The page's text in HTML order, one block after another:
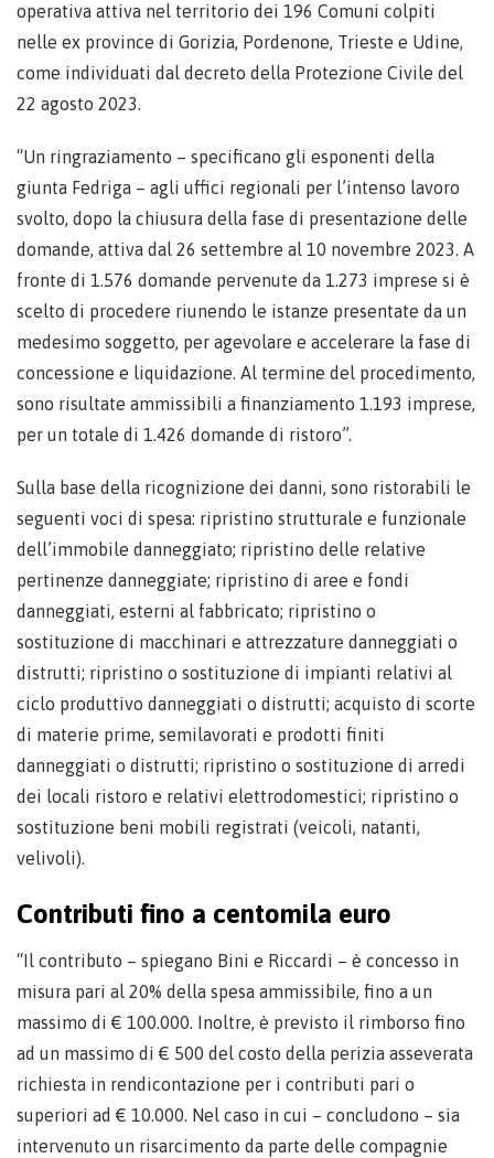
operativa attiva nel territorio dei 196 Comuni colpiti
nelle ex province di Gorizia, Pordenone, Trieste e Udine,
come individuati dal decreto della Protezione Civile del
22 agosto 2023.
“Un ringraziamento – specificano gli esponenti della
giunta Fedriga – agli uffici regionali per l’intenso lavoro
svolto, dopo la chiusura della fase di presentazione delle
domande, attiva dal 26 settembre al 10 novembre 2023. A
fronte di 1.576 domande pervenute da 1.273 imprese si è
scelto di procedere riunendo le istanze presentate da un
medesimo soggetto, per agevolare e accelerare la fase di
concessione e liquidazione. Al termine del procedimento,
sono risultate ammissibili a finanziamento 1.193 imprese,
per un totale di 1.426 domande di ristoro”.
Sulla base della ricognizione dei danni, sono ristorabili le
seguenti voci di spesa: ripristino strutturale e funzionale
dell’immobile danneggiato; ripristino delle relative
pertinenze danneggiate; ripristino di aree e fondi
danneggiati, esterni al fabbricato; ripristino o
sostituzione di macchinari e attrezzature danneggiati o
distrutti; ripristino o sostituzione di impianti relativi al
ciclo produttivo danneggiati o distrutti; acquisto di scorte
di materie prime, semilavorati e prodotti finiti
danneggiati o distrutti; ripristino o sostituzione di arredi
dei locali ristoro e relativi elettrodomestici; ripristino o
sostituzione beni mobili registrati (veicoli, natanti,
velivoli).
Contributi fino a centomila euro
“Il contributo – spiegano Bini e Riccardi – è concesso in
misura pari al 20% della spesa ammissibile, fino a un
massimo di € 100.000. Inoltre, è previsto il rimborso fino
ad un massimo di € 500 del costo della perizia asseverata
richiesta in rendicontazione per i contributi pari o
superiori ad € 10.000. Nel caso in cui – concludono – sia
intervenuto un risarcimento da parte delle compagnie